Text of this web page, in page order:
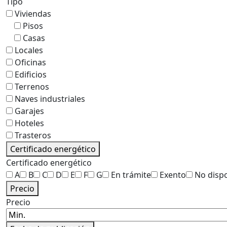
Viviendas
Pisos
Casas
Locales
Oficinas
Edificios
Terrenos
Naves industriales
Garajes
Hoteles
Trasteros
Certificado energético
Certificado energético
A
B C D E F G En trámite Exento
No
Precio
Precio